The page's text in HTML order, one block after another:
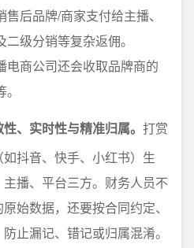
后品牌/商家支付给主播、
级分销等复杂返佣。
电商公司还会收取品牌商的
、实时性与精准归属。 打赏
抖音、快手、小红书）生
播、平台三方。财务人员不
始数据，还要按合同约定、
止漏记、错记或归属混淆。